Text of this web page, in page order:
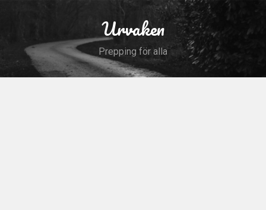
Urvaken
Prepping för alla